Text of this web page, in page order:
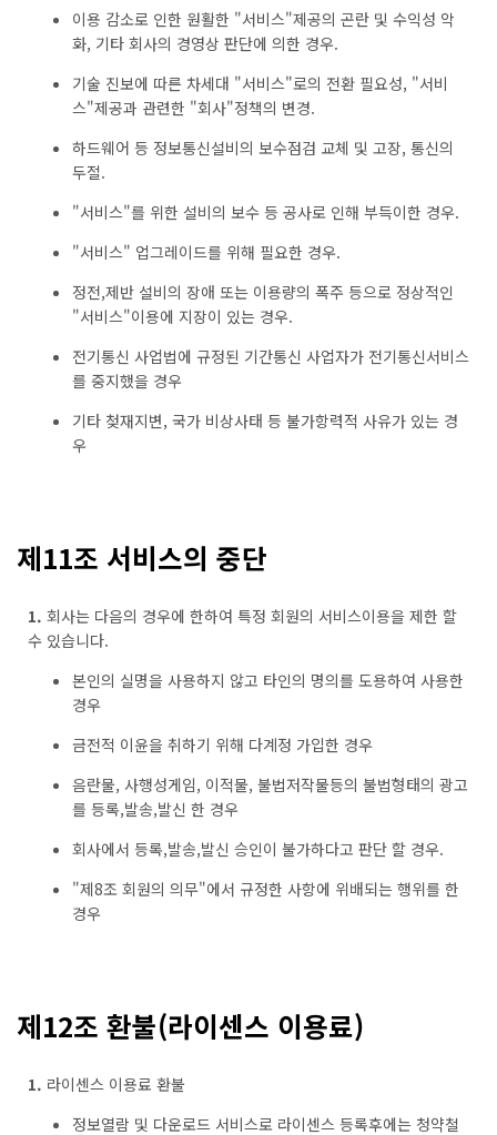
이용 감소로 인한 원활한 "서비스"제공의 곤란 및 수익성 악
화, 기타 회사의 경영상 판단에 의한 경우.
기술 진보에 따른 차세대 "서비스"로의 전환 필요성, "서비
스"제공과 관련한 "회사"정책의 변경.
하드웨어 등 정보통신설비의 보수점검 교체 및 고장, 통신의
두절.
"서비스"를 위한 설비의 보수 등 공사로 인해 부득이한 경우.
"서비스" 업그레이드를 위해 필요한 경우.
정전,제반 설비의 장애 또는 이용량의 폭주 등으로 정상적인
"서비스"이용에 지장이 있는 경우.
전기통신 사업법에 규정된 기간통신 사업자가 전기통신서비스
를 중지했을 경우
기타 첮재지변, 국가 비상사태 등 불가항력적 사유가 있는 경
우
제11조 서비스의 중단
1. 회사는 다음의 경우에 한하여 특정 회원의 서비스이용을 제한 할
수 있습니다.
본인의 실명을 사용하지 않고 타인의 명의를 도용하여 사용한
경우
금전적 이윤을 취하기 위해 다계정 가입한 경우
음란물, 사행성게임, 이적물, 불법저작물등의 불법형태의 광고
를 등록,발송,발신 한 경우
회사에서 등록,발송,발신 승인이 불가하다고 판단 할 경우.
"제8조 회원의 의무"에서 규정한 사항에 위배되는 행위를 한
경우
제12조 환불(라이센스 이용료)
1. 라이센스 이용료 환불
정보열람 및 다운로드 서비스로 라이센스 등록후에는 청약철